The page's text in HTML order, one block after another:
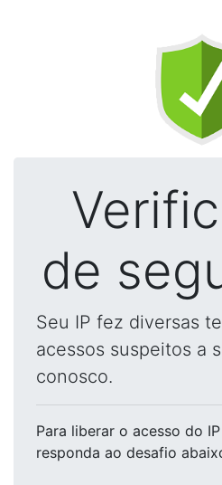
de
Seu IP fez diversas
acessos suspeitos a
conosco.
Para liberar o acesso do IP
responda ao desafio